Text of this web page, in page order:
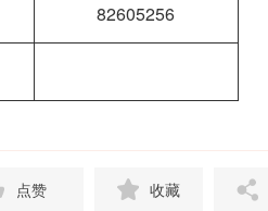
82605256
点赞 收藏